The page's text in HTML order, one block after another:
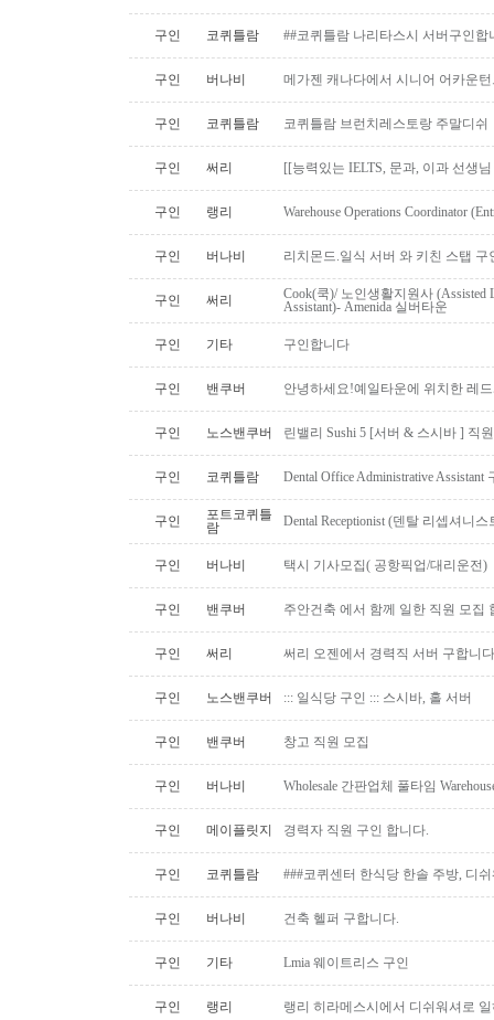
구인 코퀴틀람 ##코퀴틀람 나리타스시 서버구인합
구인 버나비 메가젠 캐나다에서 시니어 어카운
구인 코퀴틀람 코퀴틀람 브런치레스토랑 주말디쉬
구인 써리 [[능력있는 IELTS, 문과, 이과 선생
구인 랭리 Warehouse Operations Coordinator
구인 버나비 리치몬드.일식 서버 와 키친 스탭 구
구인 써리
Cook(쿡)/ 노인생활지원사 (Assisted
Assistant)- Amenida 실버타운
구인 기타 구인합니다
구인 밴쿠버 안녕하세요!예일타운에 위치한 레
구인 노스밴쿠버 린밸리 Sushi 5 [서버 & 스시바 ] 직
구인 코퀴틀람 Dental Office Administrative Assistant
구인
포트코퀴틀
람
Dental Receptionist (덴탈 리셉셔니
구인 버나비 택시 기사모집( 공항픽업/대리운전)
구인 밴쿠버 주안건축 에서 함께 일한 직원 모집
구인 써리 써리 오젠에서 경력직 서버 구합니다
구인 노스밴쿠버 ::: 일식당 구인 ::: 스시바, 홀 서버
구인 밴쿠버 창고 직원 모집
구인 버나비 Wholesale 간판업체 풀타임
구인 메이플릿지 경력자 직원 구인 합니다.
구인 코퀴틀람 ###코퀴센터 한식당 한솔 주방, 디
구인 버나비 건축 헬퍼 구합니다.
구인 기타 Lmia 웨이트리스 구인
구인 랭리 랭리 히라메스시에서 디쉬워셔로